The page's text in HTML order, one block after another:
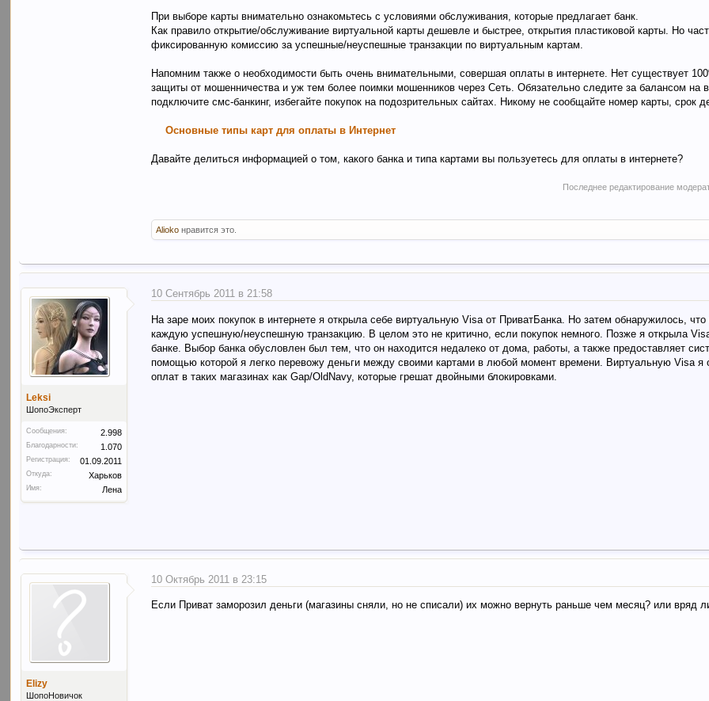
При выборе карты внимательно ознакомьтесь с условиями обслуживания, которые предлагает банк.
Как правило открытие/обслуживание виртуальной карты дешевле и быстрее, открытия пластиковой карты. Но
фиксированную комиссию за успешные/неуспешные транзакции по виртуальным картам.
Напомним также о необходимости быть очень внимательными, совершая оплаты в интернете. Нет существует
защиты от мошенничества и уж тем более поимки мошенников через Сеть. Обязательно следите за балансом на
подключите смс-банкинг, избегайте покупок на подозрительных сайтах. Никому не сообщайте номер карты, срок
Основные типы карт для оплаты в Интернет
Давайте делиться информацией о том, какого банка и типа картами вы пользуетесь для оплаты в интернете?
Последнее редактирование
Alioko нравится это.
Leksi
ШопоЭксперт
Сообщения: 2.998
Благодарности: 1.070
Регистрация: 01.09.2011
Откуда: Харьков
Имя: Лена
10 Сентябрь 2011 в 21:58
На заре моих покупок в интернете я открыла себе виртуальную Visa от ПриватБанка. Но затем обнаружилось, что
каждую успешную/неуспешную транзакцию. В целом это не критично, если покупок немного. Позже я открыла
банке. Выбор банка обусловлен был тем, что он находится недалеко от дома, работы, а также предоставляет
помощью которой я легко перевожу деньги между своими картами в любой момент времени. Виртуальную Visa я
оплат в таких магазинах как Gap/OldNavy, которые грешат двойными блокировками.
Elizy
ШопоНовичок
10 Октябрь 2011 в 23:15
Если Приват заморозил деньги (магазины сняли, но не списали) их можно вернуть раньше чем месяц? или вряд